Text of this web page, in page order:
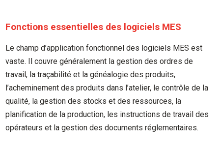
Fonctions essentielles des logiciels MES
Le champ d’application fonctionnel des logiciels MES est
vaste. Il couvre généralement la gestion des ordres de
travail, la traçabilité et la généalogie des produits,
l’acheminement des produits dans l’atelier, le contrôle de la
qualité, la gestion des stocks et des ressources, la
planification de la production, les instructions de travail des
opérateurs et la gestion des documents réglementaires.